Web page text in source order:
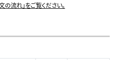
流れ」をご覧ください。